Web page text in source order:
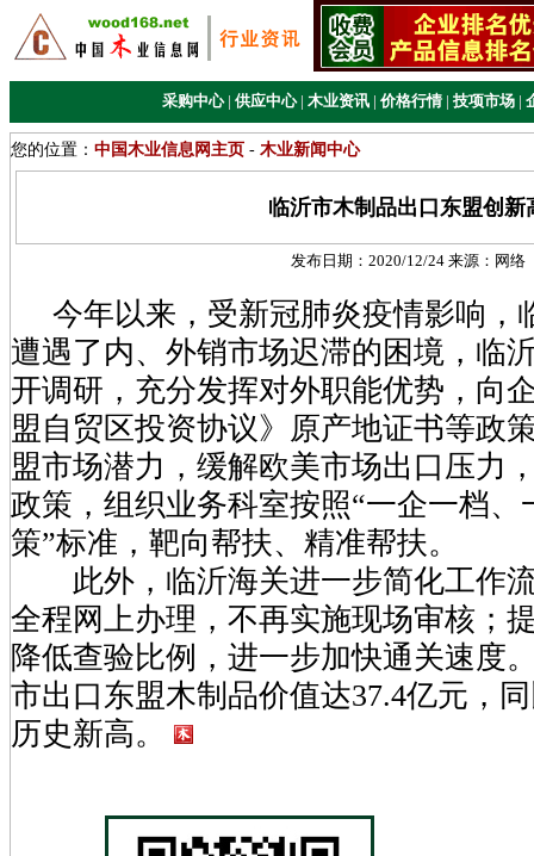
采购中心 | 供应中心 | 木业资讯 | 价格行情 | 技项市场 |
您的位置： 中国木业信息网主页 - 木业新闻中心
临沂市木制品出口东盟创新
发布日期： 2020/12/24 来源： 网络
今年以来，受新冠肺炎疫情影响，
遭遇了内、外销市场迟滞的困境，临
开调研，充分发挥对外职能优势，向
盟自贸区投资协议》原产地证书等政
盟市场潜力，缓解欧美市场出口压力
政策，组织业务科室按照“一企一档、
策”标准，靶向帮扶、精准帮扶。
此外，临沂海关进一步简化工作
全程网上办理，不再实施现场审核；
降低查验比例，进一步加快通关速度
市出口东盟木制品价值达37.4亿元，
历史新高。